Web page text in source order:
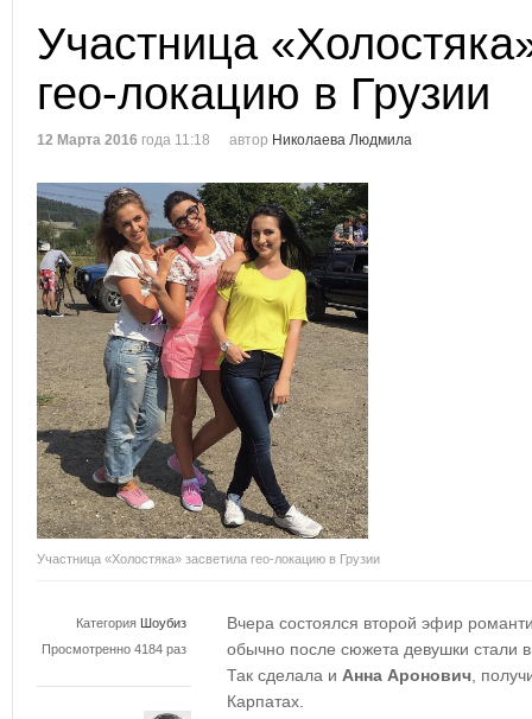
Участница
гео-локацию в Грузии
12 Марта 2016 года 11:18 автор Николаева Людмила
Участница «Холостяка» засветила гео-локацию в Грузии
Категория Шоубиз
Просмотренно 4184 раз
Вчера состоялся второй эфир
обычно после сюжета девушки стали
Так сделала и Анна Аронович ,
Карпатах.